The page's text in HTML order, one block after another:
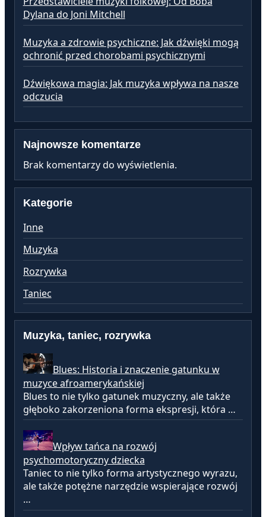
Dylana do Joni Mitchell
Muzyka a zdrowie psychiczne: Jak dźwięki mogą
ochronić przed chorobami psychicznymi
Dźwiękowa magia: Jak muzyka wpływa na nasze
odczucia
Najnowsze komentarze
Brak komentarzy do wyświetlenia.
Kategorie
Inne
Muzyka
Rozrywka
Taniec
Muzyka, taniec, rozrywka
Blues: Historia i znaczenie gatunku w
muzyce afroamerykańskiej
Blues to nie tylko gatunek muzyczny, ale także
głęboko zakorzeniona forma ekspresji, która …
Wpływ tańca na rozwój
psychomotoryczny dziecka
Taniec to nie tylko forma artystycznego wyrazu,
ale także potężne narzędzie wspierające rozwój
…